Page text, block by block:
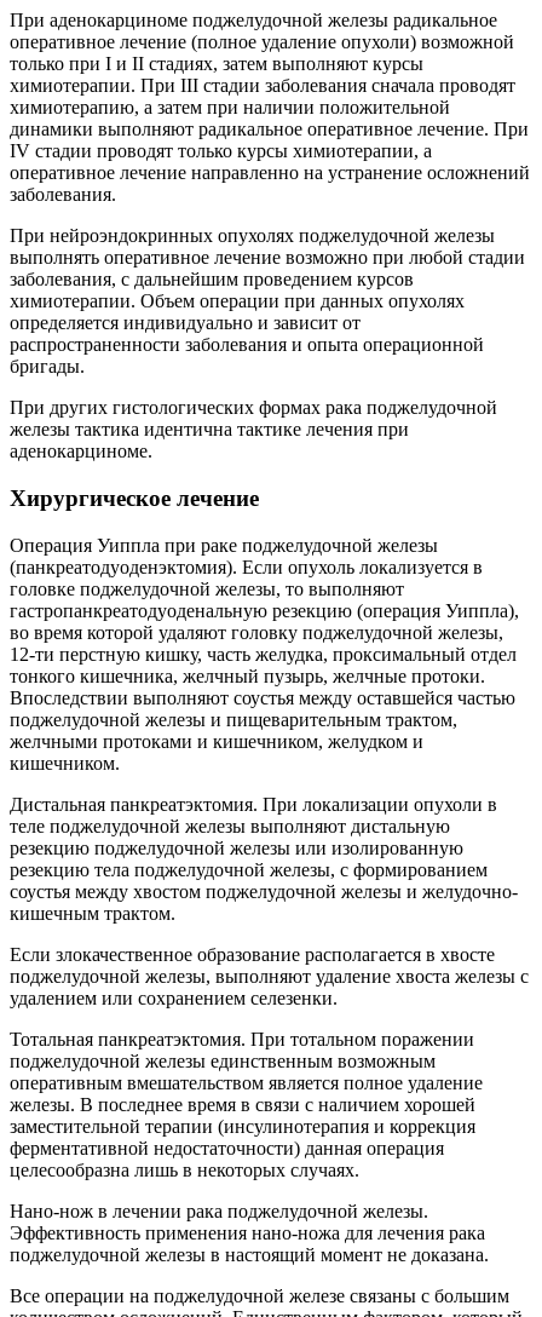
При аденокарциноме поджелудочной железы радикальное
оперативное лечение (полное удаление опухоли) возможной
только при I и II стадиях, затем выполняют курсы
химиотерапии. При III стадии заболевания сначала проводят
химиотерапию, а затем при наличии положительной
динамики выполняют радикальное оперативное лечение. При
IV стадии проводят только курсы химиотерапии, а
оперативное лечение направленно на устранение осложнений
заболевания.
При нейроэндокринных опухолях поджелудочной железы
выполнять оперативное лечение возможно при любой стадии
заболевания, с дальнейшим проведением курсов
химиотерапии. Объем операции при данных опухолях
определяется индивидуально и зависит от
распространенности заболевания и опыта операционной
бригады.
При других гистологических формах рака поджелудочной
железы тактика идентична тактике лечения при
аденокарциноме.
Хирургическое лечение
Операция Уиппла при раке поджелудочной железы
(панкреатодуоденэктомия). Если опухоль локализуется в
головке поджелудочной железы, то выполняют
гастропанкреатодуоденальную резекцию (операция Уиппла),
во время которой удаляют головку поджелудочной железы,
12-ти перстную кишку, часть желудка, проксимальный отдел
тонкого кишечника, желчный пузырь, желчные протоки.
Впоследствии выполняют соустья между оставшейся частью
поджелудочной железы и пищеварительным трактом,
желчными протоками и кишечником, желудком и
кишечником.
Дистальная панкреатэктомия. При локализации опухоли в
теле поджелудочной железы выполняют дистальную
резекцию поджелудочной железы или изолированную
резекцию тела поджелудочной железы, с формированием
соустья между хвостом поджелудочной железы и желудочно-
кишечным трактом.
Если злокачественное образование располагается в хвосте
поджелудочной железы, выполняют удаление хвоста железы с
удалением или сохранением селезенки.
Тотальная панкреатэктомия. При тотальном поражении
поджелудочной железы единственным возможным
оперативным вмешательством является полное удаление
железы. В последнее время в связи с наличием хорошей
заместительной терапии (инсулинотерапия и коррекция
ферментативной недостаточности) данная операция
целесообразна лишь в некоторых случаях.
Нано-нож в лечении рака поджелудочной железы.
Эффективность применения нано-ножа для лечения рака
поджелудочной железы в настоящий момент не доказана.
Все операции на поджелудочной железе связаны с большим